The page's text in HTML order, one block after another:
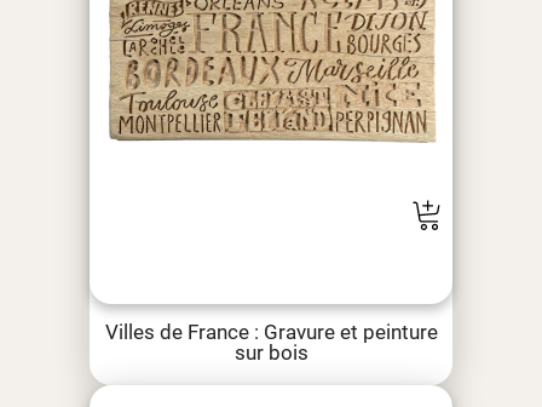
Villes de France : Gravure et peinture
sur bois